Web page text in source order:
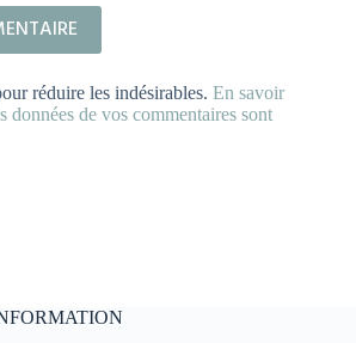
réduire les indésirables. En savoir
données de vos commentaires sont